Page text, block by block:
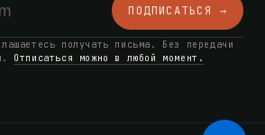
ПОДПИСАТЬСЯ →
получать письма. Без передачи
Отписаться можно в любой момент.